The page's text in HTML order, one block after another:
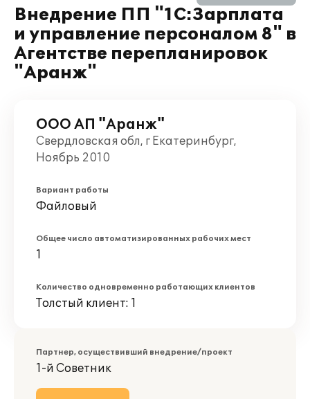
Внедрение ПП "1С:Зарплата
и управление персоналом 8" в
Агентстве перепланировок
"Аранж"
ООО АП "Аранж"
Свердловская обл, г Екатеринбург,
Ноябрь 2010
Вариант работы
Файловый
Общее число автоматизированных рабочих мест
1
Количество одновременно работающих клиентов
Толстый клиент: 1
Партнер, осуществивший внедрение/проект
1-й Советник